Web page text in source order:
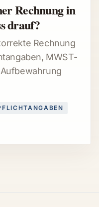
Rechnung in
drauf?
Rechnung
MWST-